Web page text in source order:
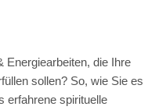
Energiearbeiten, die Ihre
sollen? So, wie Sie es
erfahrene spirituelle